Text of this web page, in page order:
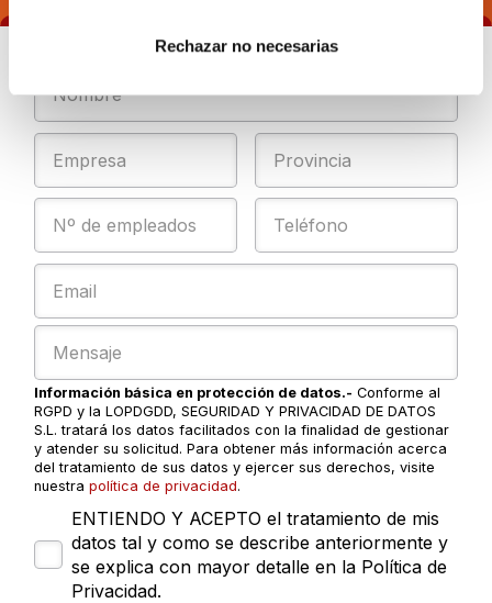
Rechazar no necesarias
Información básica en protección de datos.- Conforme al
RGPD y la LOPDGDD, SEGURIDAD Y PRIVACIDAD DE DATOS
S.L. tratará los datos facilitados con la finalidad de gestionar
y atender su solicitud. Para obtener más información acerca
del tratamiento de sus datos y ejercer sus derechos, visite
nuestrapolítica de privacidad.
ENTIENDO Y ACEPTO el tratamiento de mis
datos tal y como se describe anteriormente y
se explica con mayor detalle en la Política de
Privacidad.